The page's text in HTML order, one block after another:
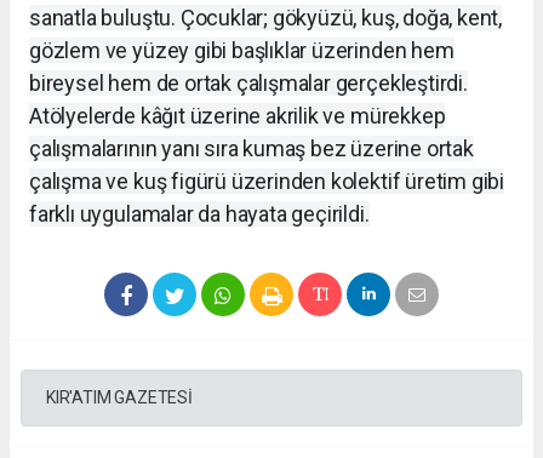
sanatla buluştu. Çocuklar; gökyüzü, kuş, doğa, kent,
gözlem ve yüzey gibi başlıklar üzerinden hem
bireysel hem de ortak çalışmalar gerçekleştirdi.
Atölyelerde kâğıt üzerine akrilik ve mürekkep
çalışmalarının yanı sıra kumaş bez üzerine ortak
çalışma ve kuş figürü üzerinden kolektif üretim gibi
farklı uygulamalar da hayata geçirildi.
KIR'ATIM GAZETESİ